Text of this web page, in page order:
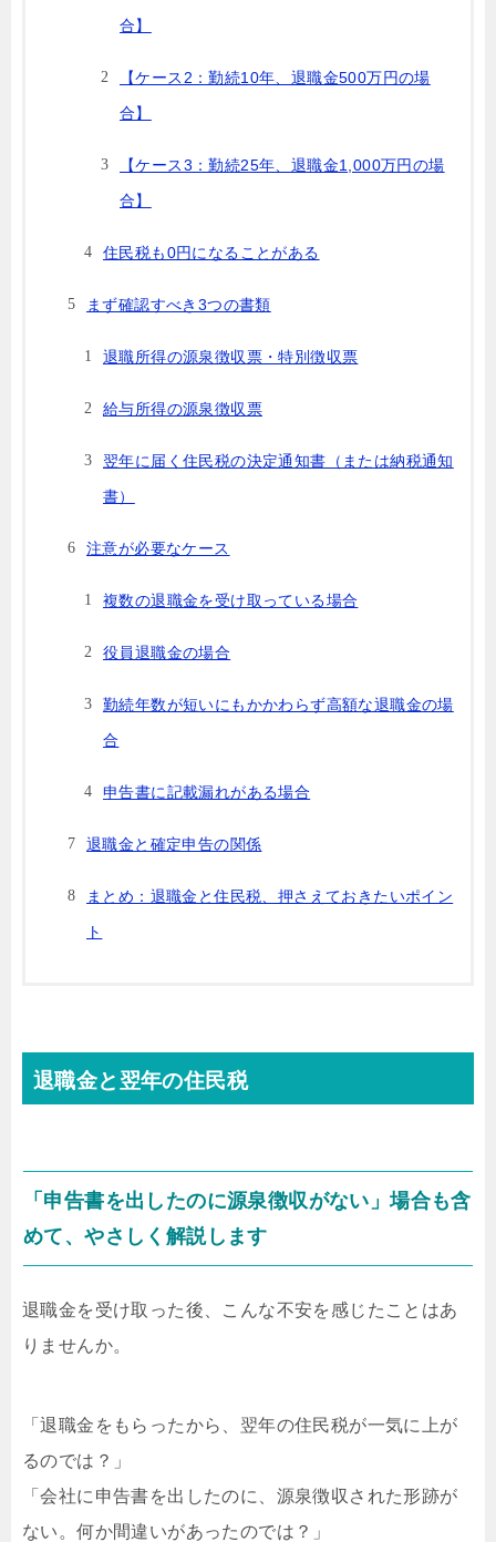
合】
【ケース2：勤続10年、退職金500万円の場
合】
【ケース3：勤続25年、退職金1,000万円の場
合】
住民税も0円になることがある
まず確認すべき3つの書類
退職所得の源泉徴収票・特別徴収票
給与所得の源泉徴収票
翌年に届く住民税の決定通知書（または納税通知
書）
注意が必要なケース
複数の退職金を受け取っている場合
役員退職金の場合
勤続年数が短いにもかかわらず高額な退職金の場
合
申告書に記載漏れがある場合
退職金と確定申告の関係
まとめ：退職金と住民税、押さえておきたいポイン
ト
退職金と翌年の住民税
「申告書を出したのに源泉徴収がない」場合も含
めて、やさしく解説します
退職金を受け取った後、こんな不安を感じたことはあ
りませんか。
「退職金をもらったから、翌年の住民税が一気に上が
るのでは？」
「会社に申告書を出したのに、源泉徴収された形跡が
ない。何か間違いがあったのでは？」